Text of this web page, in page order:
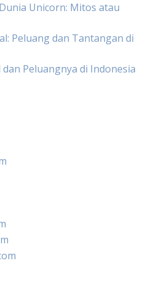
Unicorn: Mitos atau
Peluang dan Tantangan di
Peluangnya di Indonesia